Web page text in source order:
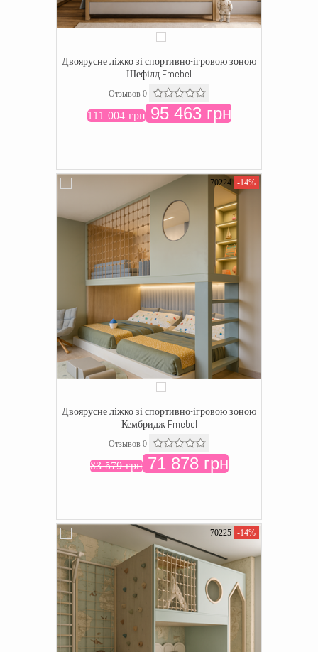
Двоярусне ліжко зі спортивно-ігровою зоною
Шефілд Fmebel
Отзывов 0
111 004 грн95 463 грн
70224 -14%
Двоярусне ліжко зі спортивно-ігровою зоною
Кембридж Fmebel
Отзывов 0
83 579 грн71 878 грн
70225 -14%